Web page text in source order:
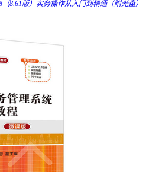
8.61版）实务操作从入门到精通（附光盘）